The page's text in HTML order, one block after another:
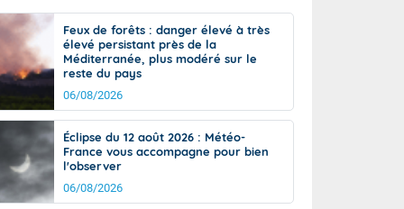
de
Phénomènes dangereux de J+2 à J+7
Avertissement pluies intenses à l'échelle
des communes (Apic)
Bulletins Marine
d'avalanche
Météo des forêts
Vigicrues
Feux de forêts : danger élevé à très
élevé persistant près de la
Méditerranée, plus modéré sur le
reste du pays
06/08/2026
Éclipse du 12 août 2026 : Météo-
France vous accompagne pour bien
l'observer
06/08/2026